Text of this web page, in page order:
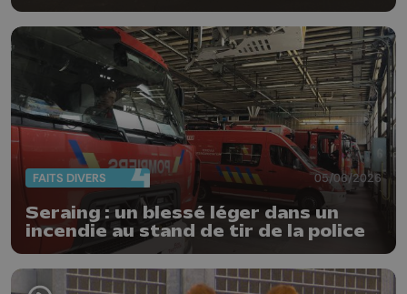
FAITS DIVERS 05/06/2026
Seraing : un blessé léger dans un
incendie au stand de tir de la police